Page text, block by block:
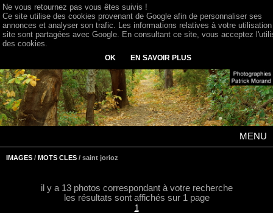
MENU
IMAGES / MOTS CLES / saint jorioz
il y a 13 photos correspondant à votre recherche
les résultats sont affichés sur 1 page
1
Ne vous retournez pas vous êtes suivis !
Ce site utilise des cookies provenant de Google afin de personnaliser ses
annonces et analyser son trafic. Les informations relatives à votre
site sont partagées avec Google. En consultant ce site, vous acceptez
des cookies.
OK EN SAVOIR PLUS